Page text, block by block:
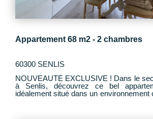
Appartement 68 m2 - 2 chambres
60300 SENLIS
NOUVEAUTÉ EXCLUSIVE ! Dans le
à Senlis, découvrez ce bel
idéalement situé dans un environnement